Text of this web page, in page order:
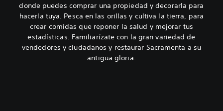
donde puedes comprar una propiedad y decorarla para
hacerla tuya. Pesca en las orillas y cultiva la tierra, para
crear comidas que reponer la salud y mejorar tus
estadísticas. Familiarízate con la gran variedad de
vendedores y ciudadanos y restaurar Sacramenta a su
antigua gloria.